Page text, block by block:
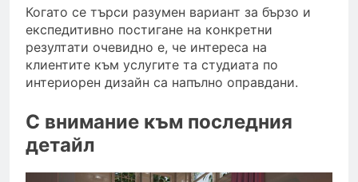
Когато се търси разумен вариант за бързо и
експедитивно постигане на конкретни
резултати очевидно е, че интереса на
клиентите към услугите та студиата по
интериорен дизайн са напълно оправдани.
С внимание към последния
детайл